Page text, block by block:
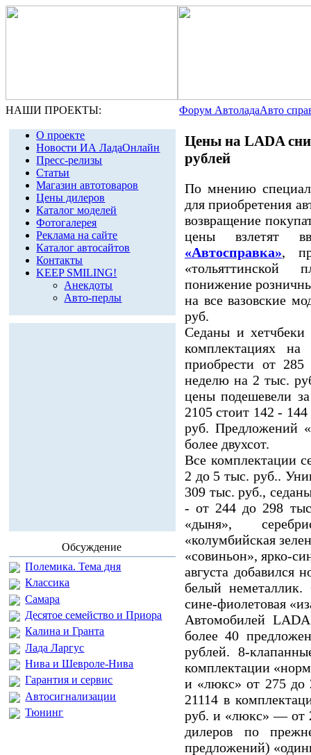
НАШИ ПРОЕКТЫ: Форум АвтоладаАвто
О проекте
Новости ИА ЛадаОнлайн
Пресс-релизы
Статьи
Магазин автотоваров
Цены дилеров
Каталог моделей
Фотогалерея
Реклама на сайте
Каталог автосайтов
Контакты
KEEP SMILING!
Анекдоты
Авто-перлы
Обсуждение
Полемика. Тема дня
Классика
Самара
Десятое семейство и Приора
Калина и Гранта
Лада Ларгус
Нива и Шевроле-Нива
Гарантия и сервис
Автосигнализации
Тюнинг
Цены на LADA
рублей
По мнению
для приобретения
возвращение
цены взлетят
«Автосправка»,
«тольяттинской
понижение
на все вазовские
руб.
Седаны и хетчбеки
комплектациях
приобрести от
неделю на 2 тыс.
цены подешевели
2105 стоит 142 -
руб. Предложений
более двухсот.
Все комплектации
2 до 5 тыс. руб..
309 тыс. руб.,
- от 244 до 298
«дыня»,
«колумбийская
«совиньон», ярко-
августа добавился
белый
сине-фиолетовая
Автомобилей
более 40
рублей. 8-
комплектации
и «люкс» от 275 до
21114 в
руб. и «люкс» — от
дилеров по
предложений)